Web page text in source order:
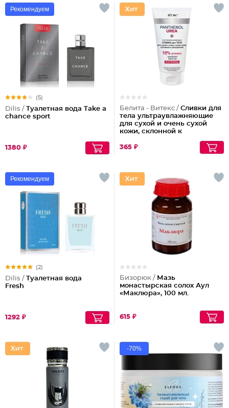
Рекомендуем
(5)
Dilis / Туалетная вода Take a
chance sport
1380 ₽
Белита - Витекс / Сливки для
тела ультраувлажняющие
для сухой и очень сухой
кожи, склонной к
Panthenol Urea
365 ₽
Рекомендуем
(2)
Dilis / Туалетная вода
Fresh
1292 ₽
Бизорюк / Мазь
монастырская солох Аул
«Маклюра», 100 мл.
615 ₽
-70%